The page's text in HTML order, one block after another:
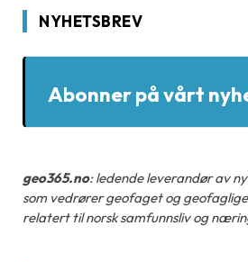
NYHETSBREV
Abonner på vårt
geo365.no: ledende leverandør av
som vedrører geofaget og
relatert til norsk samfunnsliv og